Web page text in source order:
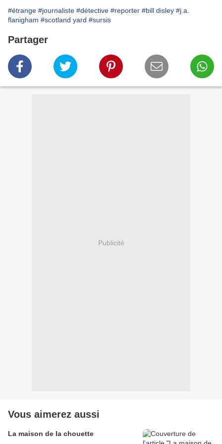
#étrange #journaliste #détective #reporter #bill disley #j.a.
flanigham #scotland yard #sursis
Partager
Publicité
Vous aimerez aussi
La maison de la chouette